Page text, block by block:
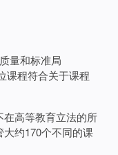
量和标准局
课程符合关于课程
高等教育立法的所
约170个不同的课